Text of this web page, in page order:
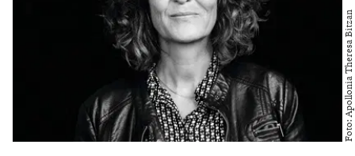
Foto: Apollonia Theresa Bitzan